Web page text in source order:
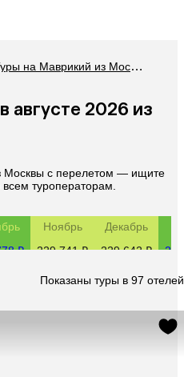
на Маврикий из Москвы
августе 2026 из
Москвы с перелетом — ищите
туроператорам.
₽
Ноябрь
229 741 ₽
Декабрь
229 642 ₽
Показаны туры в 97 отелей